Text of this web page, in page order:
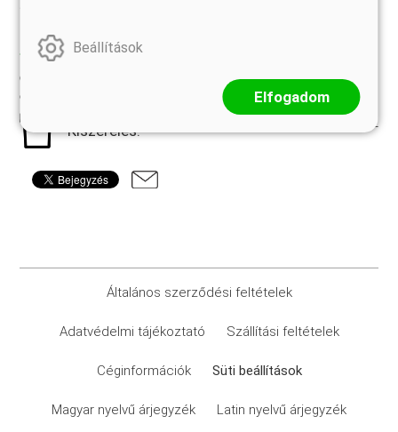
TULAJDONSÁGOK
Kiszerelés: K2
Általános szerződési feltételek
Adatvédelmi tájékoztató Szállítási feltételek
Céginformációk Süti beállítások
Magyar nyelvű árjegyzék Latin nyelvű árjegyzék
Beállítások
Elfogadom